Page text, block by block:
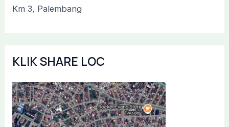
Km 3, Palembang
KLIK SHARE LOC